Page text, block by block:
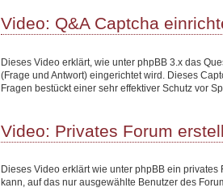
Video: Q&A Captcha
Dieses Video erklärt, wie unter phpBB 3.x das
(Frage und Antwort) eingerichtet wird. Dieses
Fragen bestückt einer sehr effektiver Schutz vor
Video: Privates Forum
Dieses Video erklärt wie unter phpBB ein privates
kann, auf das nur ausgewählte Benutzer des